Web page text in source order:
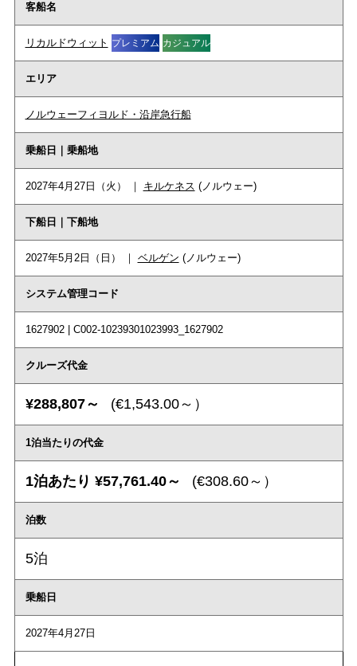
客船名
リカルドウィット プレミアム カジュアル
エリア
ノルウェーフィヨルド・沿岸急行船
乗船日｜乗船地
2027年4月27日（火） ｜ キルケネス (ノルウェー)
下船日｜下船地
2027年5月2日（日） ｜ ベルゲン (ノルウェー)
システム管理コード
1627902 | C002-10239301023993_1627902
クルーズ代金
¥288,807～ (€1,543.00～）
1泊当たりの代金
1泊あたり ¥57,761.40～ (€308.60～）
泊数
5泊
乗船日
2027年4月27日